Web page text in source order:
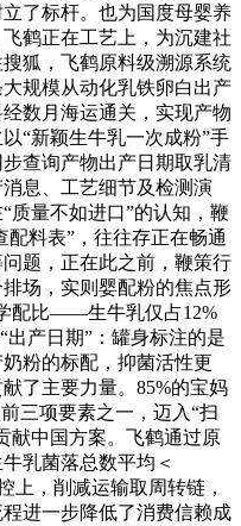
了标杆。也为国度母婴养
鹤正在工艺上，为沉建社
狐，飞鹤原料级溯源系统
规模从动化乳铁卵白出产
数月海运通关，实现产物
“新颖生牛乳一次成粉”手
查询产物出产日期取乳清
息、工艺细节及检测演
质量不如进口”的认知，鞭
配料表”，往往存正在畅通
题，正在此之前，鞭策行
场，实则婴配粉的焦点形
配比——生牛乳仅占12%
出产日期”：罐身标注的是
粉的标配，抑菌活性更
了主要力量。85%的宝妈
三项要素之一，迈入“扫
献中国方案。飞鹤通过原
乳菌落总数平均＜
上，削减运输取周转链，
进一步降低了消费信赖成